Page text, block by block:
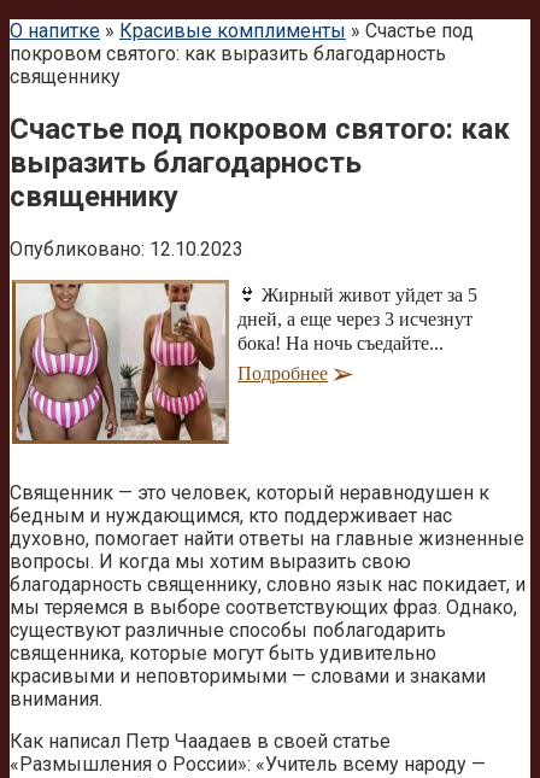
О напитке » Красивые комплименты » Счастье под
покровом святого: как выразить благодарность
священнику
Счастье под покровом святого: как
выразить благодарность
священнику
Опубликовано: 12.10.2023
👙 Жирный живот уйдет за 5
дней, а еще через 3 исчезнут
бока! На ночь съедайте...
Подробнее
Священник — это человек, который неравнодушен к
бедным и нуждающимся, кто поддерживает нас
духовно, помогает найти ответы на главные жизненные
вопросы. И когда мы хотим выразить свою
благодарность священнику, словно язык нас покидает, и
мы теряемся в выборе соответствующих фраз. Однако,
существуют различные способы поблагодарить
священника, которые могут быть удивительно
красивыми и неповторимыми — словами и знаками
внимания.
Как написал Петр Чаадаев в своей статье
«Размышления о России»: «Учитель всему народу —